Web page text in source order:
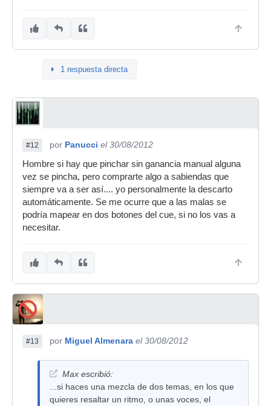
1 respuesta directa
#12 por Panucci el 30/08/2012
Hombre si hay que pinchar sin ganancia manual alguna
vez se pincha, pero comprarte algo a sabiendas que
siempre va a ser así.... yo personalmente la descarto
automáticamente. Se me ocurre que a las malas se
podría mapear en dos botones del cue, si no los vas a
necesitar.
#13 por Miguel Almenara el 30/08/2012
Max escribió:
...si haces una mezcla de dos temas, en los que
quieres resaltar un ritmo, o unas voces, el